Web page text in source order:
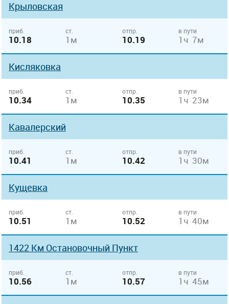
Крыловская
приб.
10.18
ст.
1м
отпр.
10.19
в пути
1ч 7м
Кисляковка
приб.
10.34
ст.
1м
отпр.
10.35
в пути
1ч 23м
Кавалерский
приб.
10.41
ст.
1м
отпр.
10.42
в пути
1ч 30м
Кущевка
приб.
10.51
ст.
1м
отпр.
10.52
в пути
1ч 40м
1422 Км Остановочный Пункт
приб.
10.56
ст.
1м
отпр.
10.57
в пути
1ч 45м